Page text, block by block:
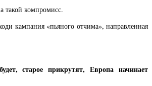
такой компромисс.
кампания «пьяного отчима», направленная
старое прикрутят, Европа начинает